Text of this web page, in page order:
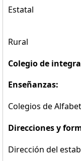
Estatal
Rural
Colegio de
Enseñanzas:
Colegios de
Direcciones y
Dirección del